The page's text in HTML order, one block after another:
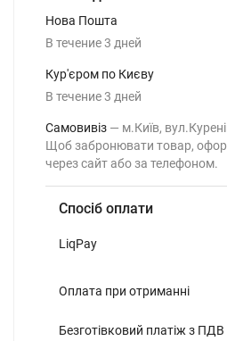
Нова Пошта
В течение3 дней
Кур'єром по Києву
В течение3 дней
Самовивіз
м.Київ,
Щоб забронювати товар,
через сайт або за телефоном.
Спосіб оплати
LiqPay
Оплата при отриманні
Безготівковий платіж з ПДВ